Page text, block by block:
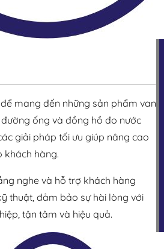
mang đến những sản phẩm van
ống và đồng hồ đo nước
giải pháp tối ưu giúp nâng cao
khách hàng.
nghe và hỗ trợ khách hàng
thuật, đảm bảo sự hài lòng với
tận tâm và hiệu quả.